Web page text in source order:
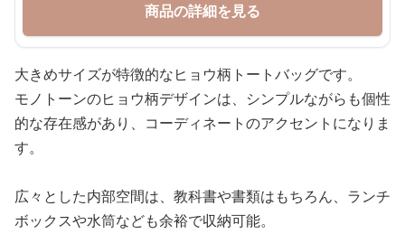
商品の詳細を見る
大きめサイズが特徴的なヒョウ柄トートバッグです。
モノトーンのヒョウ柄デザインは、シンプルながらも個性
的な存在感があり、コーディネートのアクセントになりま
す。
広々とした内部空間は、教科書や書類はもちろん、ランチ
ボックスや水筒なども余裕で収納可能。